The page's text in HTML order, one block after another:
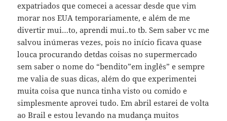
expatriados que comecei a acessar desde que vim
morar nos EUA temporariamente, e além de me
divertir mui…to, aprendi mui..to tb. Sem saber vc me
salvou inúmeras vezes, pois no início ficava quase
louca procurando detdas coisas no supermercado
sem saber o nome do “bendito”em inglês” e sempre
me valia de suas dicas, além do que experimentei
muita coisa que nunca tinha visto ou comido e
simplesmente aprovei tudo. Em abril estarei de volta
ao Brail e estou levando na mudança muitos